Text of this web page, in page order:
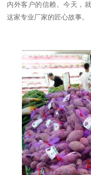
内外客户的信赖。今天，
这家专业厂家的匠心故事。